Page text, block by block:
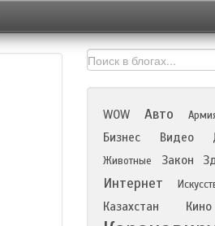
WOW Авто
Бизнес Видео
Животные
Закон
Интернет
Казахстан Кино